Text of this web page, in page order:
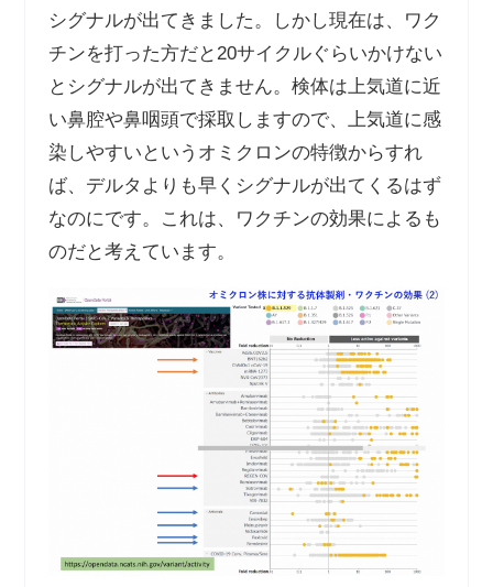
シグナルが出てきました。しかし現在は、ワク
チンを打った方だと20サイクルぐらいかけない
とシグナルが出てきません。検体は上気道に近
い鼻腔や鼻咽頭で採取しますので、上気道に感
染しやすいというオミクロンの特徴からすれ
ば、デルタよりも早くシグナルが出てくるはず
なのにです。これは、ワクチンの効果によるも
のだと考えています。